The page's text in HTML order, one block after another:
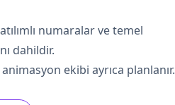
numaralar ve temel
dahildir.
ekibi ayrıca planlanır.